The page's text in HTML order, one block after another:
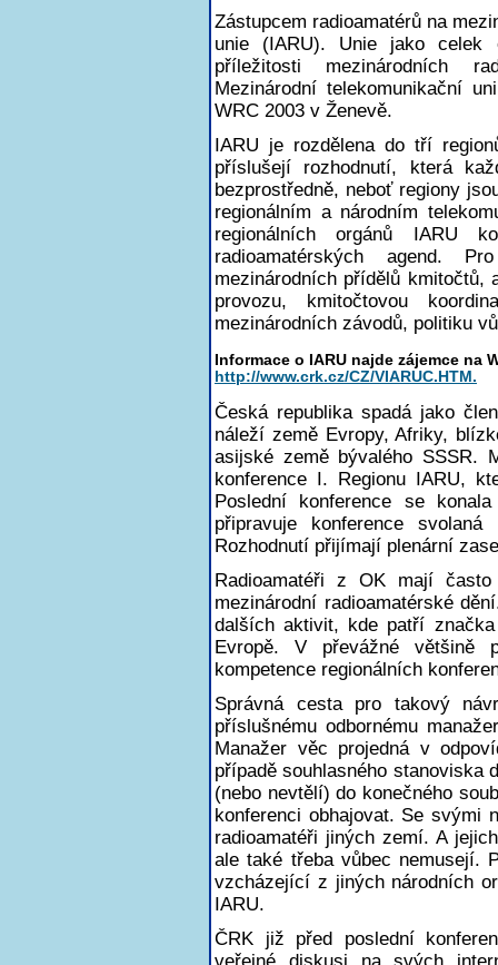
Zástupcem radioamatérů na
unie (IARU). Unie jako celek
příležitosti mezinárodních
Mezinárodní telekomunikační
WRC 2003 v Ženevě.
IARU je rozdělena do tří
příslušejí rozhodnutí, která
bezprostředně, neboť regiony
regionálním a národním
regionálních orgánů IARU
radioamatérských agend.
mezinárodních přídělů kmitočtů,
provozu, kmitočtovou
mezinárodních závodů, politiku
Informace o IARU najde zájemce na
http://www.crk.cz/CZ/VIARUC.HTM.
Česká republika spadá jako
náleží země Evropy, Afriky,
asijské země bývalého SSSR.
konference I. Regionu IARU,
Poslední konference se
připravuje konference
Rozhodnutí přijímají plenární
Radioamatéři z OK mají
mezinárodní radioamatérské
dalších aktivit, kde patří
Evropě. V převážné většině
kompetence regionálních
Správná cesta pro takový
příslušnému odbornému
Manažer věc projedná v
případě souhlasného stanoviska
(nebo nevtělí) do konečného
konferenci obhajovat. Se svými
radioamatéři jiných zemí. A
ale také třeba vůbec nemusejí.
vzcházející z jiných národních
IARU.
ČRK již před poslední